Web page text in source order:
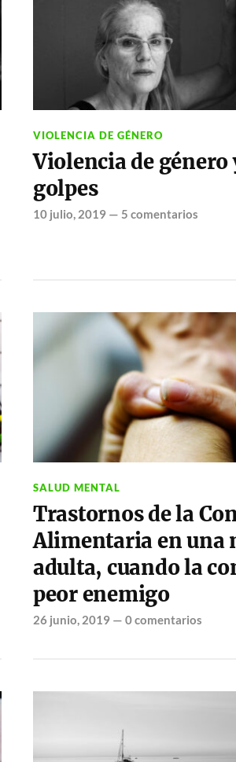
VIOLENCIA DE GÉNERO
Violencia de género
golpes
10 julio, 2019— 5 comentarios
SALUD MENTAL
Trastornos de la
Alimentaria en una
adulta, cuando la
peor enemigo
26 junio, 2019— 0 comentarios